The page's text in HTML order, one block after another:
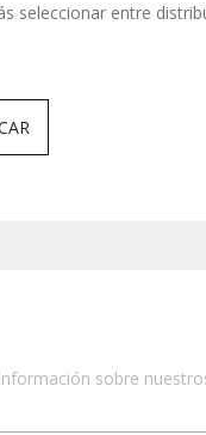
seleccionar entre
sobre